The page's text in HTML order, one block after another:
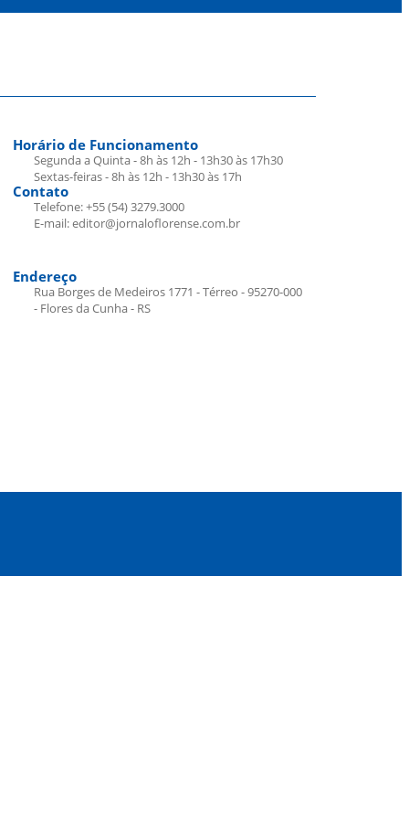
Horário de Funcionamento
Segunda a Quinta - 8h às 12h - 13h30 às 17h30
Sextas-feiras - 8h às 12h - 13h30 às 17h
Contato
Telefone: +55 (54) 3279.3000
E-mail: editor@jornaloflorense.com.br
Endereço
Rua Borges de Medeiros 1771 - Térreo - 95270-000
- Flores da Cunha - RS